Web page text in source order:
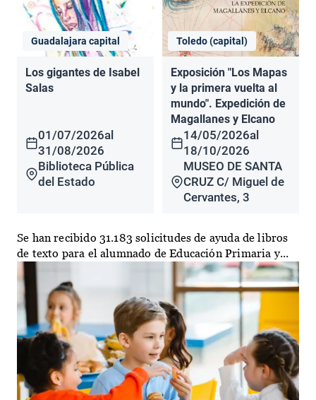
Guadalajara capital
Los gigantes de Isabel
Salas
01/07/2026al
31/08/2026
Biblioteca Pública
del Estado
Toledo (capital)
Exposición "Los Mapas
y la primera vuelta al
mundo". Expedición de
Magallanes y Elcano
14/05/2026al
18/10/2026
MUSEO DE SANTA
CRUZ C/ Miguel de
Cervantes, 3
Se han recibido 31.183 solicitudes de ayuda de libros
de texto para el alumnado de Educación Primaria y...